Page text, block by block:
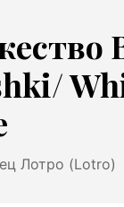
Лотро (Lotro)